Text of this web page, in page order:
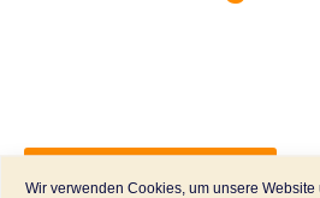
Wir verwenden Cookies, um unsere